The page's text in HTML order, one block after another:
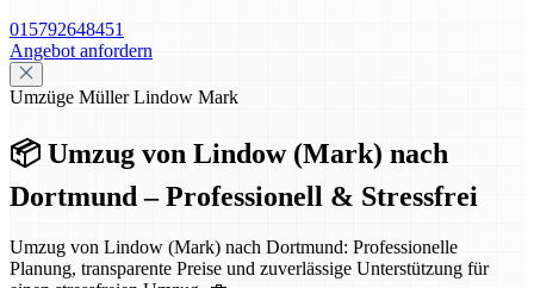
015792648451
Angebot anfordern
Umzüge Müller Lindow Mark
📦 Umzug von Lindow (Mark) nach
Dortmund – Professionell & Stressfrei
Umzug von Lindow (Mark) nach Dortmund: Professionelle
Planung, transparente Preise und zuverlässige Unterstützung für